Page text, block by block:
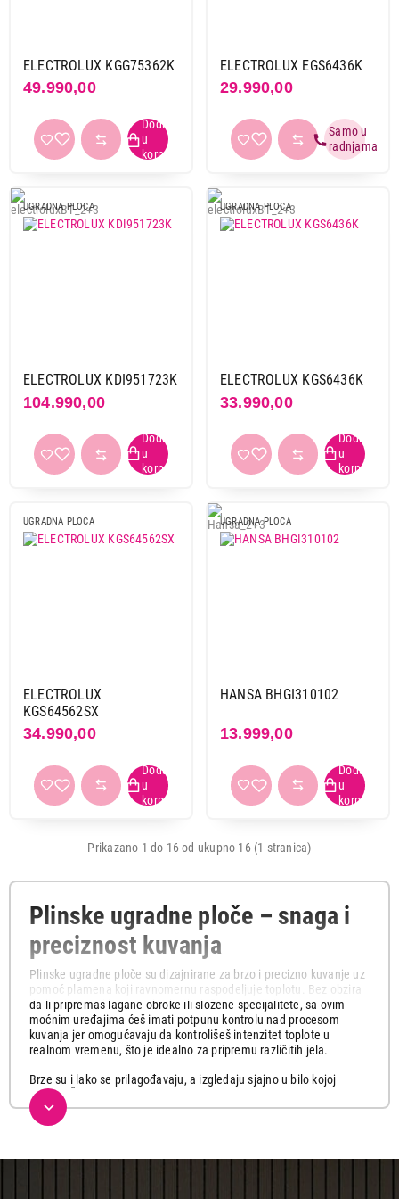
ELECTROLUX KGG75362K
49.990,00
ELECTROLUX EGS6436K
29.990,00
UGRADNA PLOCA
ELECTROLUX KDI951723K
104.990,00
UGRADNA PLOCA
ELECTROLUX KGS6436K
33.990,00
UGRADNA PLOCA
ELECTROLUX
KGS64562SX
34.990,00
UGRADNA PLOCA
HANSA BHGI310102
13.999,00
Prikazano 1 do 16 od ukupno 16 (1 stranica)
Plinske ugradne ploče – snaga i
preciznost kuvanja
Plinske ugradne ploče su dizajnirane za brzo i precizno kuvanje uz
pomoć plamena koji ravnomernu raspodeljuje toplotu. Bez obzira
da li pripremaš lagane obroke ili složene specijalitete, sa ovim
moćnim uređajima ćeš imati potpunu kontrolu nad procesom
kuvanja jer omogućavaju da kontrolišeš intenzitet toplote u
realnom vremenu, što je idealno za pripremu različitih jela.
Brze su i lako se prilagođavaju, a izgledaju sjajno u bilo kojoj
kuhinji. Četiri gorionika impresivne snage stvaraju ekstremnu
toplotu koju možeš iskoristiti za brzo i intenzivno kuvanje, da ti
provri voda za kafu ili skuvaš jelo mnogo brže.
33.999,00
Nastavi kupovinu
Završi kupovinu